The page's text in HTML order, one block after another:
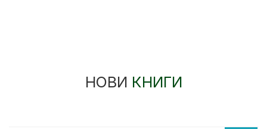
НОВИ КНИГИ